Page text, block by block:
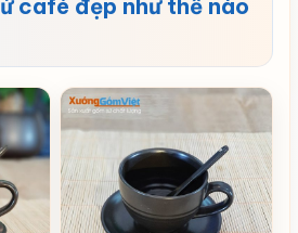
café đẹp như thế nào